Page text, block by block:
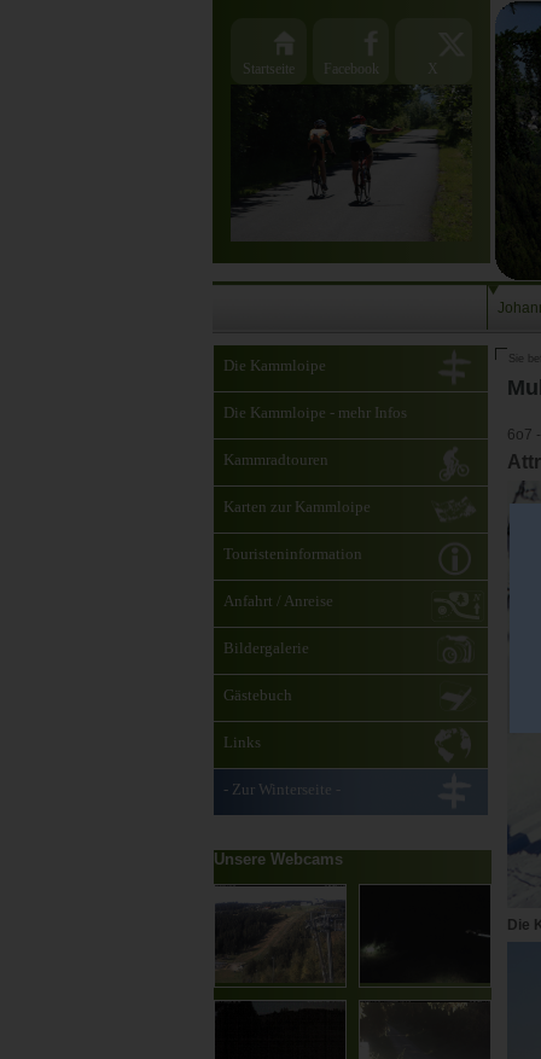
Startseite Facebook X
Die Kammloipe
Die Kammloipe - mehr Infos
Kammradtouren
Karten zur Kammloipe
Touristeninformation
Anfahrt / Anreise
Bildergalerie
Gästebuch
Links
- Zur Winterseite -
Unsere Webcams
Sie
6o7
Die